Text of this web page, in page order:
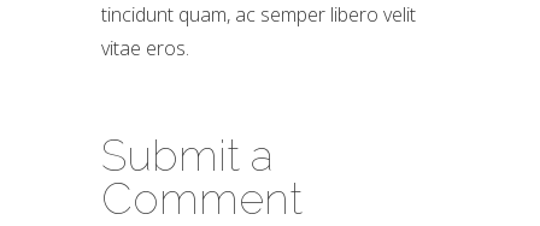
tincidunt quam, ac semper libero velit
vitae eros.
Submit a
Comment